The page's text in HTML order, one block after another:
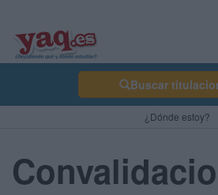
Buscar
¿Dónde estoy?